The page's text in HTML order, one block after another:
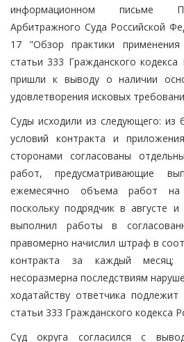
информационном письме
Арбитражного Суда Российской
17 "Обзор практики
статьи 333 Гражданского
пришли к выводу о наличии
удовлетворения исковых
Суды исходили из следующего: из
условий контракта и
сторонами согласованы
работ, предусматривающие
ежемесячно объема работ на
поскольку подрядчик в августе
выполнил работы в
правомерно начислил штраф в
контракта за каждый
несоразмерна последствиям
ходатайству ответчика
статьи 333 Гражданского кодекса
Суд округа согласился с